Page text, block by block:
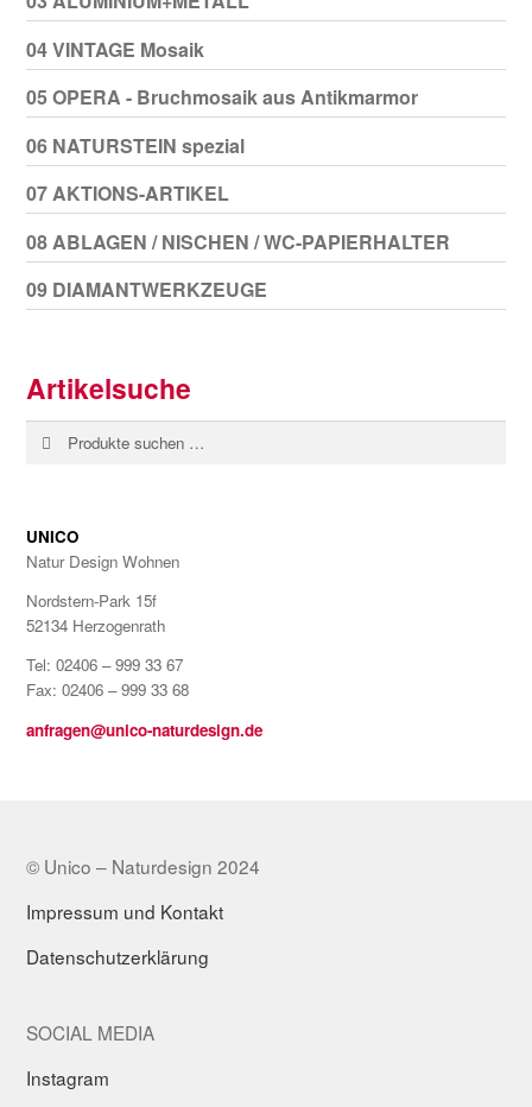
04 VINTAGE Mosaik
05 OPERA - Bruchmosaik aus Antikmarmor
06 NATURSTEIN spezial
07 AKTIONS-ARTIKEL
08 ABLAGEN / NISCHEN / WC-PAPIERHALTER
09 DIAMANTWERKZEUGE
Artikelsuche
Suchen
nach:
Suchen
UNICO
Natur Design Wohnen
Nordstern-Park 15f
52134 Herzogenrath
Tel: 02406 – 999 33 67
Fax: 02406 – 999 33 68
anfragen@unico-naturdesign.de
© Unico – Naturdesign 2024
Impressum und Kontakt
Datenschutzerklärung
SOCIAL MEDIA
Instagram